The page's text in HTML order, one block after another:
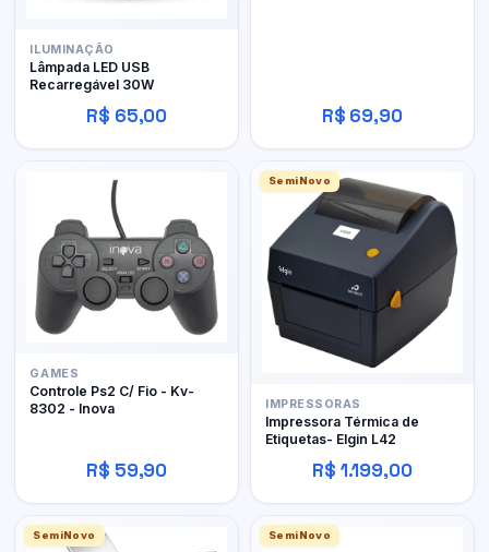
ILUMINAÇÃO
Lâmpada LED USB
Recarregável 30W
R$ 65,00 R$ 69,90
GAMES
Controle Ps2 C/ Fio - Kv-
8302 - Inova
R$ 59,90
SemiNovo
IMPRESSORAS
Impressora Térmica de
Etiquetas- Elgin L42
R$ 1.199,00
SemiNovo SemiNovo